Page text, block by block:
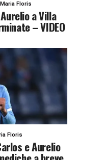
Maria Floris
a Villa
– VIDEO
Floris
e Aurelio